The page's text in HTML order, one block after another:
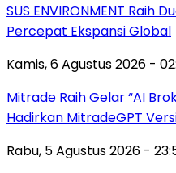
SUS ENVIRONMENT Raih
Percepat Ekspansi Global
Kamis, 6 Agustus 2026 -
Mitrade Raih Gelar “AI
Hadirkan MitradeGPT
Rabu, 5 Agustus 2026 -